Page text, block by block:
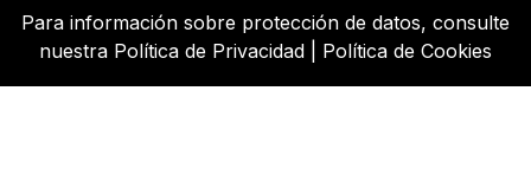
Para información sobre protección de datos, consulte
nuestra Política de Privacidad Política de Cookies